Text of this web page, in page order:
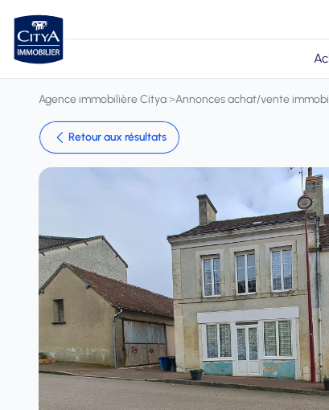
Agence immobilière Citya>Annonces achat/vente
Retour aux résultats